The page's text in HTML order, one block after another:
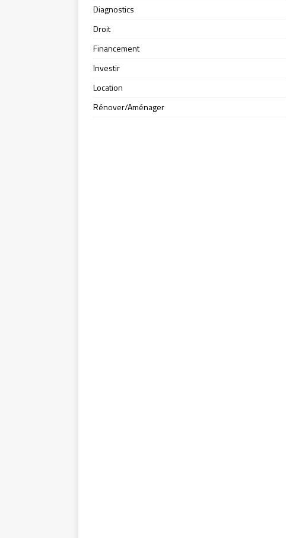
Diagnostics
Droit
Financement
Investir
Location
Rénover/Aménager